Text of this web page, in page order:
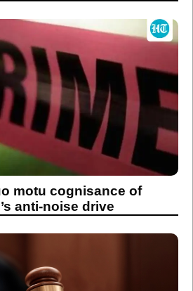
motu cognisance of
anti-noise drive